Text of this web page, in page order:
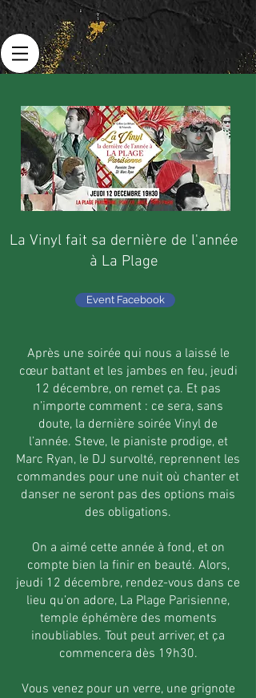
La Vinyl fait sa dernière de l'année
à La Plage
Event Facebook
Après une soirée qui nous a laissé le
cœur battant et les jambes en feu, jeudi
12 décembre, on remet ça. Et pas
n’importe comment : ce sera, sans
doute, la dernière soirée Vinyl de
l’année. Steve, le pianiste prodige, et
Marc Ryan, le DJ survolté, reprennent les
commandes pour une nuit où chanter et
danser ne seront pas des options mais
des obligations.
On a aimé cette année à fond, et on
compte bien la finir en beauté. Alors,
jeudi 12 décembre, rendez-vous dans ce
lieu qu’on adore, La Plage Parisienne,
temple éphémère des moments
inoubliables. Tout peut arriver, et ça
commencera dès 19h30.
Vous venez pour un verre, une grignote